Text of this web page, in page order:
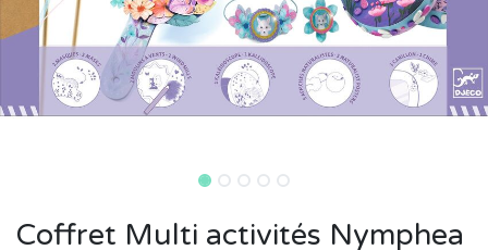
Coffret Multi activités Nymphea